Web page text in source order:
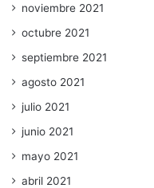
noviembre 2021
octubre 2021
septiembre 2021
agosto 2021
julio 2021
junio 2021
mayo 2021
abril 2021